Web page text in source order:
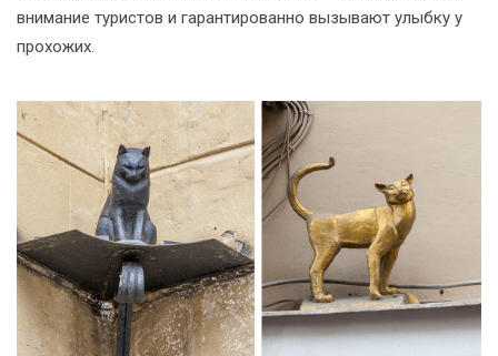
внимание туристов и гарантированно вызывают улыбку у
прохожих.